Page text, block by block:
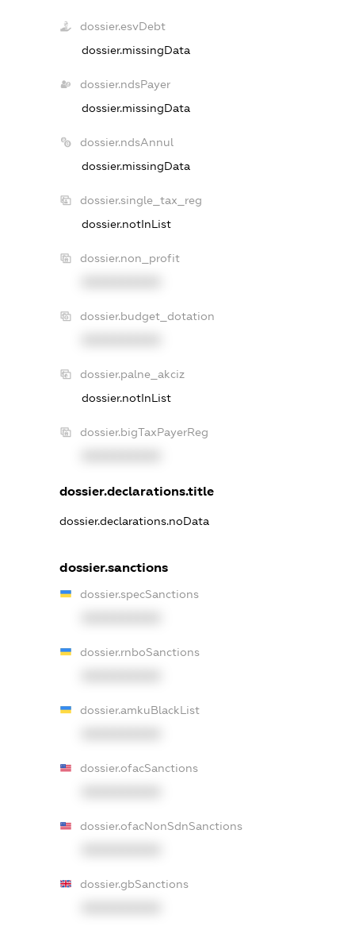
dossier.esvDebt
dossier.missingData
dossier.ndsPayer
dossier.missingData
dossier.ndsAnnul
dossier.missingData
dossier.single_tax_reg
dossier.notInList
dossier.non_profit
dossier.budget_dotation
dossier.palne_akciz
dossier.notInList
dossier.bigTaxPayerReg
dossier.declarations.title
dossier.declarations.noData
dossier.sanctions
dossier.specSanctions
dossier.rnboSanctions
dossier.amkuBlackList
dossier.ofacSanctions
dossier.ofacNonSdnSanctions
dossier.gbSanctions